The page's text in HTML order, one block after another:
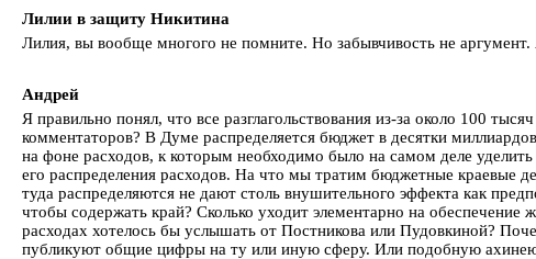
Лилии в защиту Никитина
Лилия, вы вообще многого не помните. Но забывчивость не
Андрей
Я правильно понял, что все разглагольствования из-за около 100
комментаторов? В Думе распределяется бюджет в десятки
на фоне расходов, к которым необходимо было на самом деле
его распределения расходов. На что мы тратим бюджетные краевые
туда распределяются не дают столь внушительного эффекта как
чтобы содержать край? Сколько уходит элементарно на обеспечение
расходах хотелось бы услышать от Постникова или Пудовкиной?
публикуют общие цифры на ту или иную сферу. Или подобную ахинею